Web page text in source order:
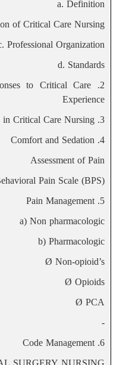
a. Definition
of Critical Care Nursing
Professional Organization
d. Standards
to Critical Care
Experience
3. Ethical and Legal Issues in Critical Care Nursing
4. Comfort and Sedation
Assessment of Pain
Pain Scale (BPS)
5. Pain Management
a) Non pharmacologic
b) Pharmacologic
Ø Non-opioid’s
Ø Opioids
Ø PCA
-
6. Code Management